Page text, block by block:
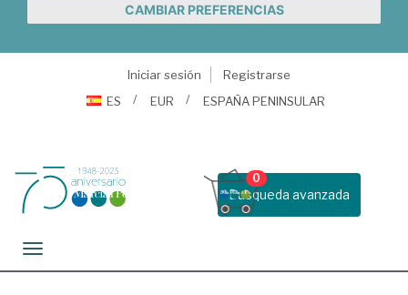
CAMBIAR PREFERENCIAS
Iniciar sesión
Registrarse
ES
EUR ESPAÑA PENINSULAR
Busqueda avanzada
0
Toggle navigation